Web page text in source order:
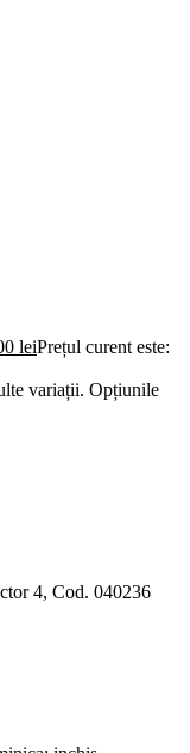
leiPrețul curent este:
variații. Opțiunile
4, Cod. 040236